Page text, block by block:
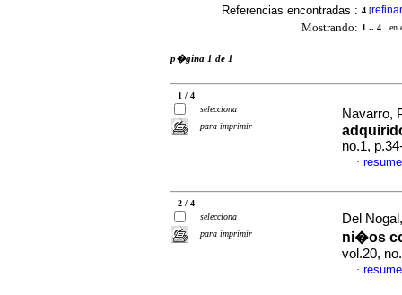
Referencias encontradas : 4 [refinar
Mostrando: 1 .. 4 en
p�gina 1 de 1
1 / 4
selecciona
para imprimir
Navarro,
no.1,
·
2 / 4
selecciona
para imprimir
Del
ni�os
vol.20,
·